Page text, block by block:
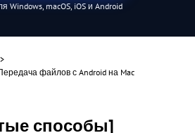
Windows, macOS, iOS и Android
>
файлов с Android на Mac
способы]